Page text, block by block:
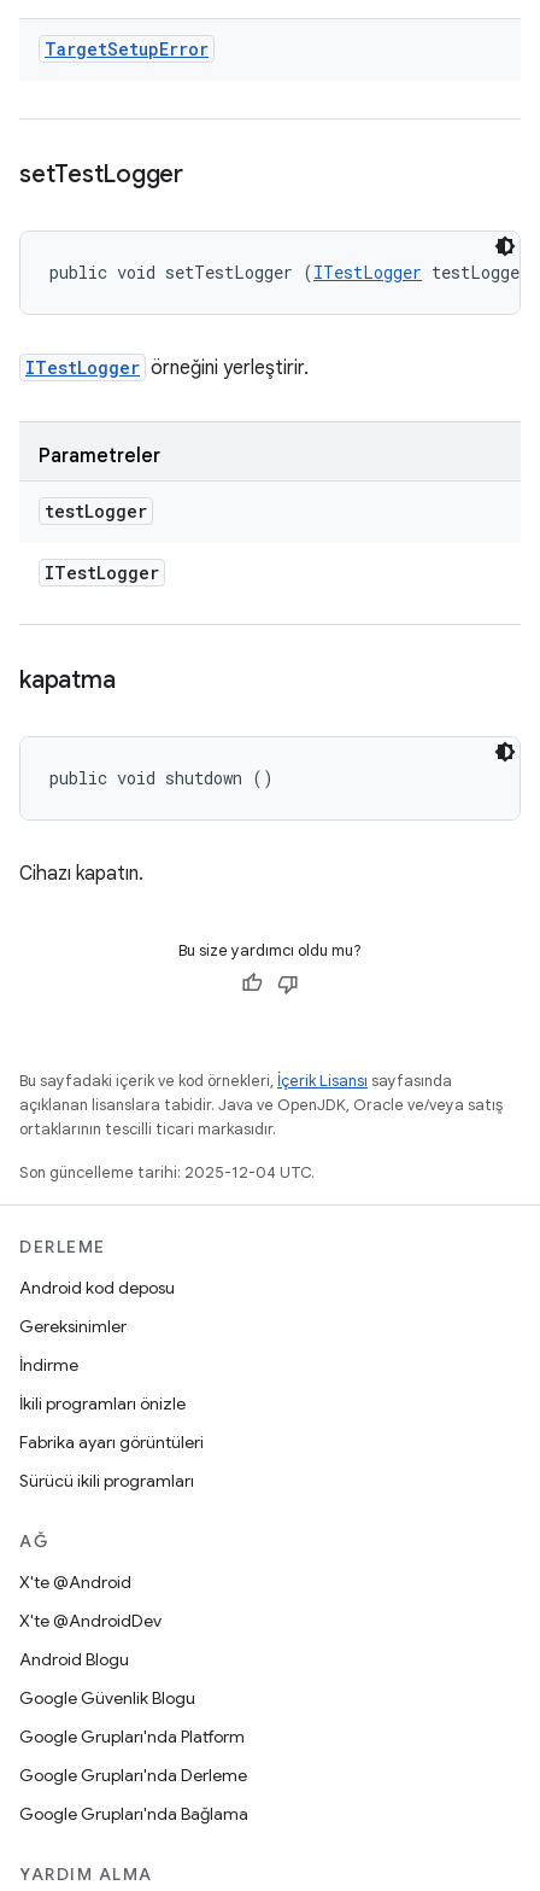
TargetSetupError
setTestLogger
public void setTestLogger (ITestLogger testLogger)
ITestLogger örneğini yerleştirir.
Parametreler
testLogger
ITestLogger
kapatma
public void shutdown ()
Cihazı kapatın.
Bu size yardımcı oldu mu?
Bu sayfadaki içerik ve kod örnekleri, İçerik Lisansı sayfasında
açıklanan lisanslara tabidir. Java ve OpenJDK, Oracle ve/veya satış
ortaklarının tescilli ticari markasıdır.
Son güncelleme tarihi: 2025-12-04 UTC.
DERLEME
Android kod deposu
Gereksinimler
İndirme
İkili programları önizle
Fabrika ayarı görüntüleri
Sürücü ikili programları
AĞ
X'te @Android
X'te @AndroidDev
Android Blogu
Google Güvenlik Blogu
Google Grupları'nda Platform
Google Grupları'nda Derleme
Google Grupları'nda Bağlama
YARDIM ALMA